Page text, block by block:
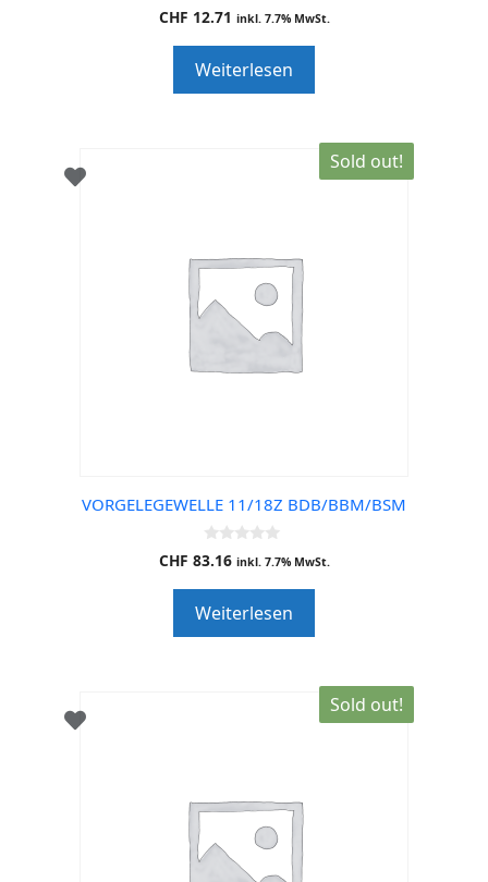
0
o
o
f
5
CHF 12.71 inkl. 7.7% MwSt.
Weiterlesen
Sold out!
VORGELEGEWELLE 11/18Z BDB/BBM/BSM
0
o
o
f
5
CHF 83.16 inkl. 7.7% MwSt.
Weiterlesen
Sold out!